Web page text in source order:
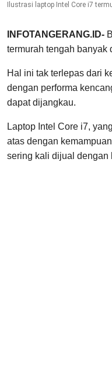
Ilustrasi laptop Intel Core i7
INFOTANGERANG.ID-
termurah tengah banyak
Hal ini tak terlepas dari
dengan performa
dapat dijangkau.
Laptop Intel Core i7,
atas dengan
sering kali dijual dengan